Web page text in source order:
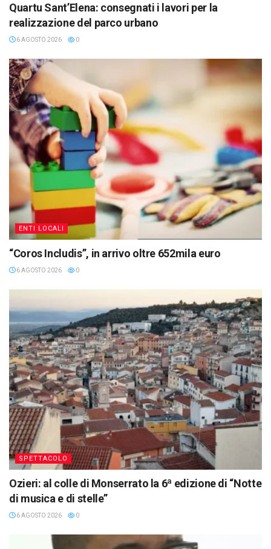
Quartu Sant’Elena: consegnati i lavori per la
realizzazione del parco urbano
6 AGOSTO 2026 0
ENTI LOCALI
“Coros Includis”, in arrivo oltre 652mila euro
6 AGOSTO 2026 0
SPETTACOLO
Ozieri: al colle di Monserrato la 6ª edizione di “Notte
di musica e di stelle”
6 AGOSTO 2026 0